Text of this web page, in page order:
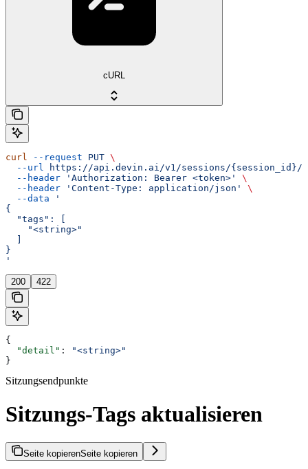
cURL
curl --request PUT \
  --url
https://api.devin.ai/v1/sessions/{session_id}/
  --header
'Authorization: Bearer <token>'
\
  --header
'Content-Type: application/json'
\
  --data
'
{
  "tags": [
    "<string>"
}
'
200 422
{
  "detail"
:
"<string>"
}
Sitzungsendpunkte
Sitzungs-Tags aktualisieren
Seite kopierenSeite kopieren